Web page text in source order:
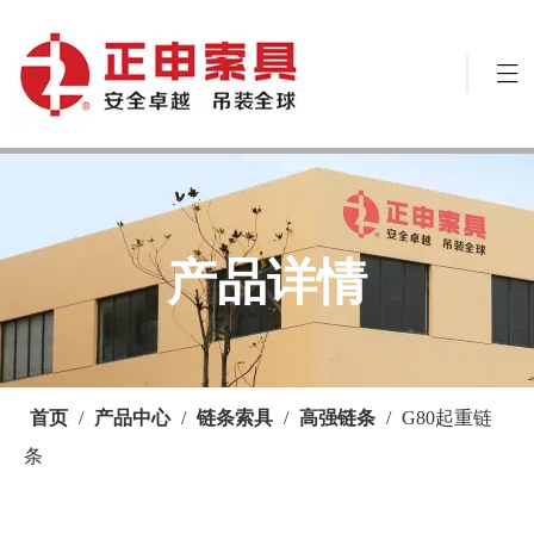
产品详情
首页 / 产品中心 / 链条索具 / 高强链条 / G80起重链
条